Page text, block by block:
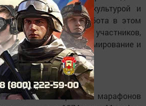
с физической культурой и
жизни. Системная работа в этом
мастерство участников,
влияние на формирование и
культуры.
- один из старейших марафонов